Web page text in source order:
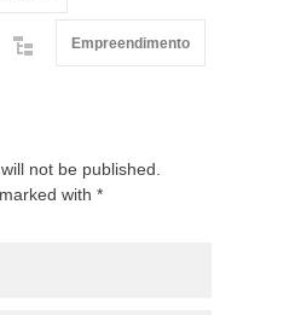
Empreendimento
not be published.
with *